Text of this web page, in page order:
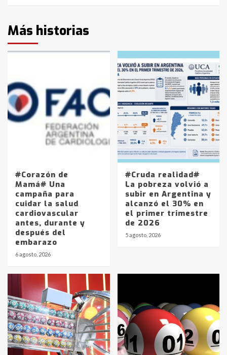
Más historias
#Corazón de
Mamá# Una
campaña para
cuidar la salud
cardiovascular
antes, durante y
después del
embarazo
6 agosto, 2026
#Cruda realidad#
La pobreza volvió a
subir en Argentina y
alcanzó el 30% en
el primer trimestre
de 2026
5 agosto, 2026